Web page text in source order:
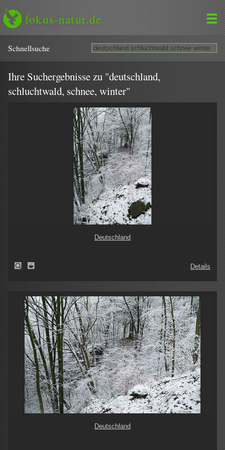
fokus-natur.de
Schnell­suche
Ihre Suchergebnisse zu "deutschland,
schluchtwald, schnee, winter"
Deutschland
Details
Deutschland